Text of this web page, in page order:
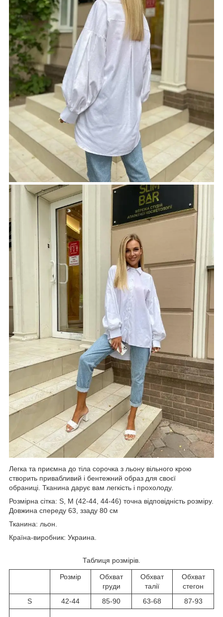
Легка та приємна до тіла сорочка з льону вільного крою
створить привабливий і бентежний образ для своєї
обраниці. Тканина дарує вам легкість і прохолоду.
Розмірна сітка: S, M (42-44, 44-46) точна відповідність розміру.
Довжина спереду 63, ззаду 80 см
Тканина: льон.
Країна-виробник: Украина.
Таблиця розмірів.
Розмір
Обхват
груди
Обхват
талії
Обхват
стегон
S
42-44 85-90 63-68 87-93